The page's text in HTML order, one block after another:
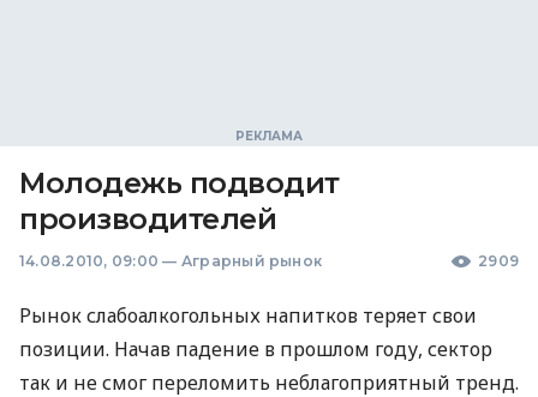
Молодежь подводит
производителей
14.08.2010, 09:00 — Аграрный рынок 2909
Рынок слабоалкогольных напитков теряет свои
позиции. Начав падение в прошлом году, сектор
так и не смог переломить неблагоприятный тренд.